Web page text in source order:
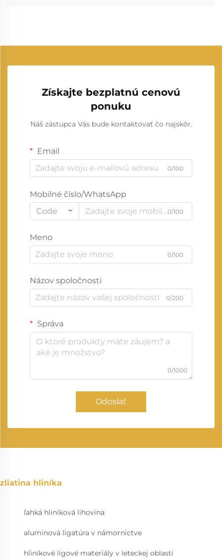
Získajte bezplatnú cenovú
ponuku
Náš zástupca Vás bude kontaktovať čo najskôr.
Email
0/100
Mobilné číslo/WhatsApp
Code
0/100
Meno
0/100
Názov spoločnosti
0/200
Správa
0/1000
Odoslať
zliatina hliníka
ľahká hliníková lihovina
aluminová ligatúra v námornictve
hliníkové ligové materiály v leteckej oblasti